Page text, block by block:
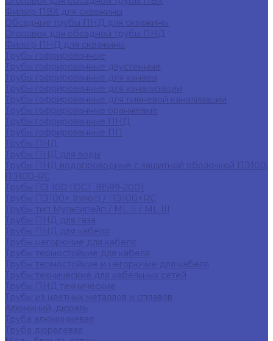
Фильтр ПВХ для скважины
Обсадные трубы ПНД для скважины
Оголовок для обсадной трубы ПНД
Фильтр ПНД для скважины
Трубы гофрированные
Трубы гофрированные двустенные
Трубы гофрированные для канавы
Трубы гофрированные для канализации
Трубы гофрированные для ливневой канализации
Трубы гофрированные оранжевые
Трубы гофрированные ПНД
Трубы гофрированные ПП
Трубы ПНД
Трубы ПНД для воды
Трубы ПНД водопроводные с защитной оболочкой ПЭ100,
ПЭ100-RC
Трубы ПЭ 100 ГОСТ 18599-2001
Трубы ПЭ100+ (плюс) / ПЭ100+RC
Трубы тип Мультипайп / ML II / ML III
Трубы ПНД для газа
Трубы ПНД для кабеля
Трубы негорючие для кабеля
Трубы термостойкие для кабеля
Трубы термостойкие и негорючие для кабеля
Трубы технические для кабельных сетей
Трубы ПНД технические
Трубы из цветных металлов и сплавов
Алюминий, дюраль
Труба алюминиевая
Труба дюралевая